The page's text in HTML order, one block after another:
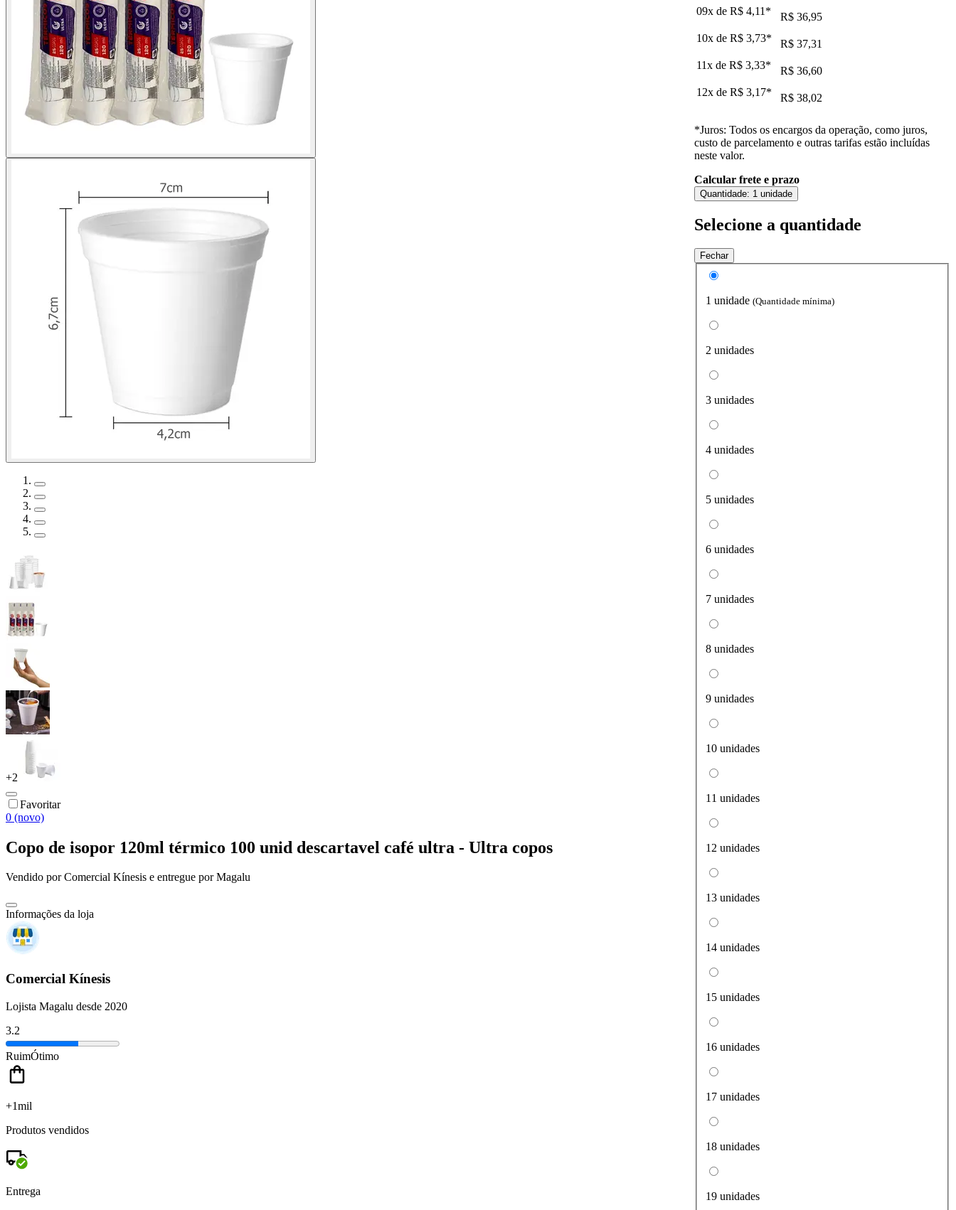
+2
Favoritar
0 (novo)
Copo de isopor 120ml térmico 100 unid descartavel café ultra - Ultra copos
Vendido porComercial Kínesis e entregue por Magalu
Informações da loja
Comercial Kínesis
Lojista Magalu desde 2020
3.2
RuimÓtimo
+1mil
Produtos vendidos
Entrega
09x de R$ 4,11 *
R$ 36,95
10x de R$ 3,73*
R$ 37,31
11x de R$ 3,33*
R$ 36,60
12x de R$ 3,17* R$ 38,02
*Juros: Todos os encargos da operação, como juros,
custo de parcelamento e outras tarifas estão incluídas
neste valor.
Calcular frete e prazo
Quantidade: 1 unidade
Selecione a quantidade
Fechar
1 unidade (Quantidade mínima)
2 unidades
3 unidades
4 unidades
5 unidades
6 unidades
7 unidades
8 unidades
9 unidades
10 unidades
11 unidades
12 unidades
13 unidades
14 unidades
15 unidades
16 unidades
17 unidades
18 unidades
19 unidades